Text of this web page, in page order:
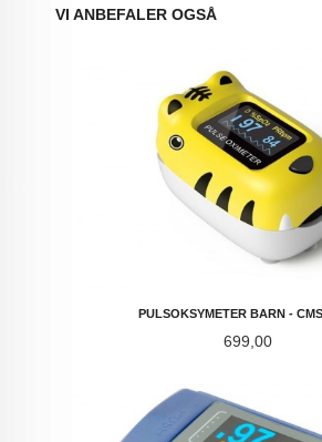
VI ANBEFALER OGSÅ
PULSOKSYMETER BARN -
Pris
699,00